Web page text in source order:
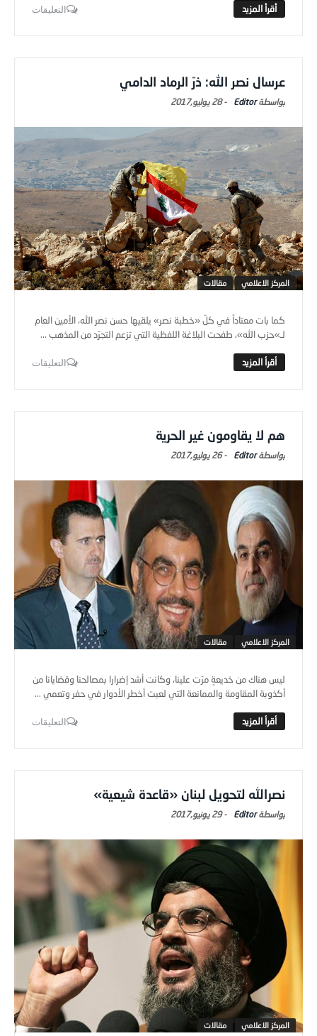
التعليقات
عرسال نصر الله: ذرّ الرماد الدامي
Editor
-28 يوليو,2017
المركز الاعلامي مقالات
كما بات معتاداً في كلّ «خطبة نصر» يلقيها حسن نصر الله، الأمين العام
لـ»حزب الله»، طفحت البلاغة اللفظية التي تزعم التجرّد من المذهب ...
التعليقات
هم لا يقاومون غير الحرية
Editor
-26 يوليو,2017
المركز الاعلامي مقالات
ليس هناك من خديعةٍ مرّت علينا، وكانت أشد إضرارا بمصالحنا وقضايانا من
أكذوبة المقاومة والممانعة التي لعبت أخطر الأدوار في حفر وتعمي ...
التعليقات
نصرالله لتحويل لبنان «قاعدة شيعية»
Editor
-29 يونيو,2017
المركز الاعلامي مقالات